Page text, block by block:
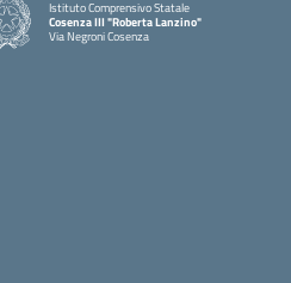
Istituto Comprensivo Statale
Cosenza III "Roberta Lanzino"
Via Negroni Cosenza
— Visita la pagina iniziale della scuola